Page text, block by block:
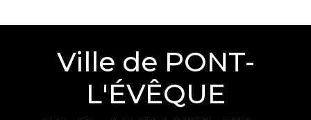
Ville de PONT-
L'ÉVÊQUE